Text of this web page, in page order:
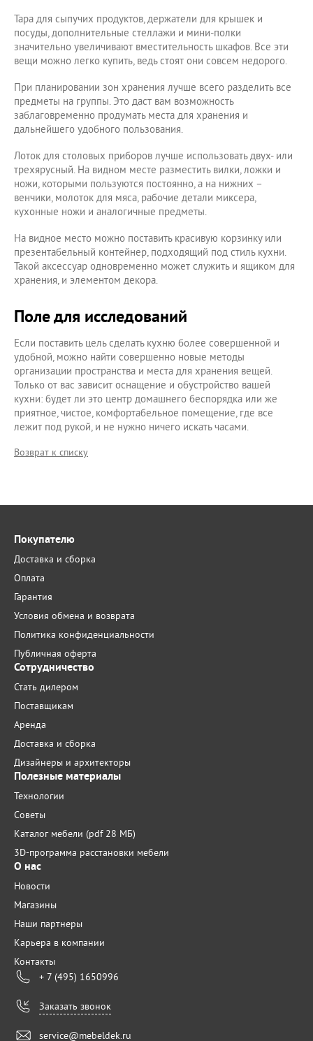
Тара для сыпучих продуктов, держатели для крышек и
посуды, дополнительные стеллажи и мини-полки
значительно увеличивают вместительность шкафов. Все эти
вещи можно легко купить, ведь стоят они совсем недорого.
При планировании зон хранения лучше всего разделить все
предметы на группы. Это даст вам возможность
заблаговременно продумать места для хранения и
дальнейшего удобного пользования.
Лоток для столовых приборов лучше использовать двух- или
трехярусный. На видном месте разместить вилки, ложки и
ножи, которыми пользуются постоянно, а на нижних –
венчики, молоток для мяса, рабочие детали миксера,
кухонные ножи и аналогичные предметы.
На видное место можно поставить красивую корзинку или
презентабельный контейнер, подходящий под стиль кухни.
Такой аксессуар одновременно может служить и ящиком для
хранения, и элементом декора.
Поле для исследований
Если поставить цель сделать кухню более совершенной и
удобной, можно найти совершенно новые методы
организации пространства и места для хранения вещей.
Только от вас зависит оснащение и обустройство вашей
кухни: будет ли это центр домашнего беспорядка или же
приятное, чистое, комфортабельное помещение, где все
лежит под рукой, и не нужно ничего искать часами.
Возврат к списку
Покупателю
Доставка и сборка
Оплата
Гарантия
Условия обмена и возврата
Политика конфиденциальности
Публичная оферта
Сотрудничество
Стать дилером
Поставщикам
Аренда
Доставка и сборка
Дизайнеры и архитекторы
Полезные материалы
Технологии
Советы
Каталог мебели (pdf 28 МБ)
3D-программа расстановки мебели
О нас
Новости
Магазины
Наши партнеры
Карьера в компании
Контакты
+ 7 (495) 1650996
Заказать звонок
service@mebeldek.ru